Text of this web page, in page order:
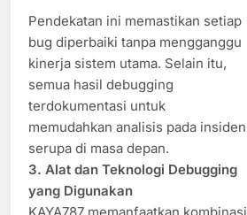
Pendekatan ini memastikan setiap
bug diperbaiki tanpa mengganggu
kinerja sistem utama. Selain itu,
semua hasil debugging
terdokumentasi untuk
memudahkan analisis pada insiden
serupa di masa depan.
3. Alat dan Teknologi Debugging
yang Digunakan